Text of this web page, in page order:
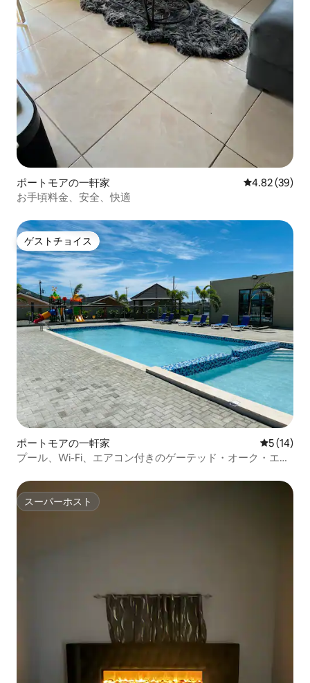
ポートモアの一軒家 レビュー39
4.82 (39)
お手頃料金、安全、快適
ゲストチョイス
ゲストチョイス
ポートモアの一軒家 レビュー
5 (14)
プール、Wi-Fi、エアコン付きのゲーテッド・オーク・エス
スーパーホスト
スーパーホスト